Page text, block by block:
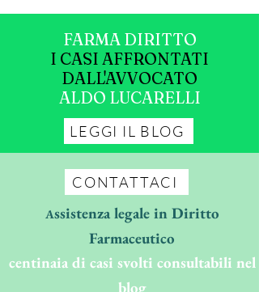
FARMA DIRITTO
I CASI AFFRONTATI
DALL'AVVOCATO
ALDO LUCARELLI
LEGGI IL BLOG
CONTATTACI
Assistenza legale in Diritto
Farmaceutico
centinaia di casi svolti consultabili nel
blog